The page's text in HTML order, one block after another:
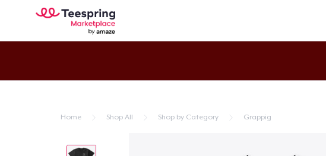
Home Shop All Shop by Category Grappig